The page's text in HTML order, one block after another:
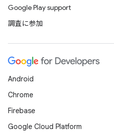
Google Play support
調査に参加
Android
Chrome
Firebase
Google Cloud Platform